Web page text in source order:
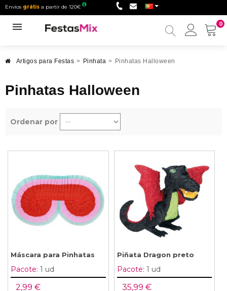
Envios grátis a partir de 120€
0
Minha
Artigos para Festas > Pinhata > Pinhatas Halloween
Pinhatas Halloween
Ordenar por
Máscara para Pinhatas
Pacote: 1 ud
2,99 €
Piñata Dragon preto
Pacote: 1 ud
35,99 €